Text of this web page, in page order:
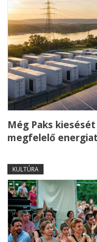
Még Paks
megfelelő
KULTÚRA